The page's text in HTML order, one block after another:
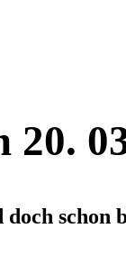
20.
schon